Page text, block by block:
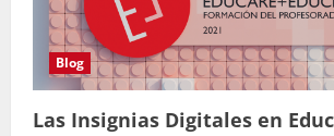
Blog
Las Insignias Digitales en